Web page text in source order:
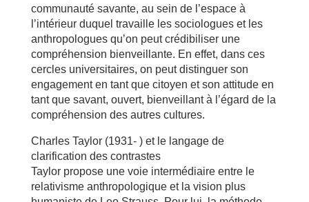
communauté savante, au sein de l’espace à
l’intérieur duquel travaille les sociologues et les
anthropologues qu’on peut crédibiliser une
compréhension bienveillante. En effet, dans ces
cercles universitaires, on peut distinguer son
engagement en tant que citoyen et son attitude en
tant que savant, ouvert, bienveillant à l’égard de la
compréhension des autres cultures.
Charles Taylor (1931- ) et le langage de
clarification des contrastes
Taylor propose une voie intermédiaire entre le
relativisme anthropologique et la vision plus